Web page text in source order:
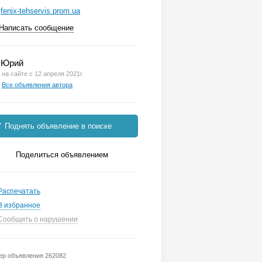
fenix-tehservis.prom.ua
сообщение
на сайте с 12 апреля 2021г.
Все объявления автора
Поднять объявление в поиске
Поделиться объявлением
избранное
о нарушении
объявления 262082